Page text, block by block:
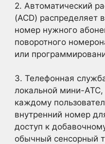
2. Автоматический
(ACD) распределяет
номер нужного
поворотного
или
3. Телефонная
локальной мини-АТС,
каждому
внутренний номер
доступ к
обычный сенсорный